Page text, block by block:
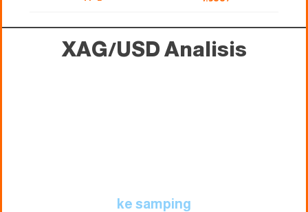
XAG/USDAnalisis
ke samping